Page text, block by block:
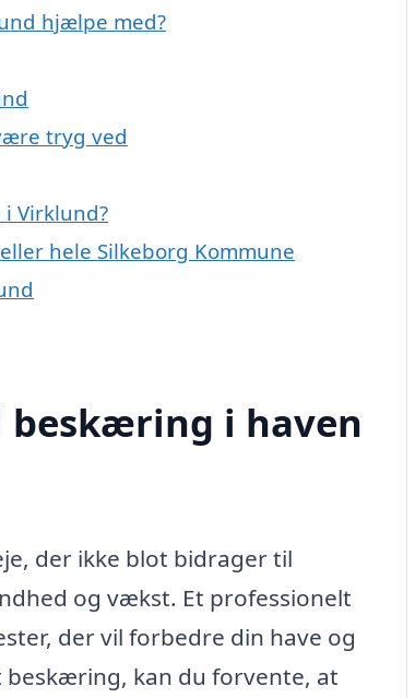
hjælpe med?
tryg ved
Virklund?
hele Silkeborg Kommune
beskæring i haven
der ikke blot bidrager til
og vækst. Et professionelt
der vil forbedre din have og
kan du forvente, at